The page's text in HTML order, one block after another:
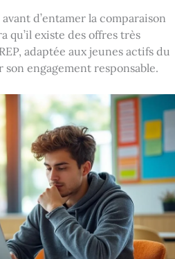
d’entamer la comparaison
qu’il existe des offres très
adaptée aux jeunes actifs du
engagement responsable.